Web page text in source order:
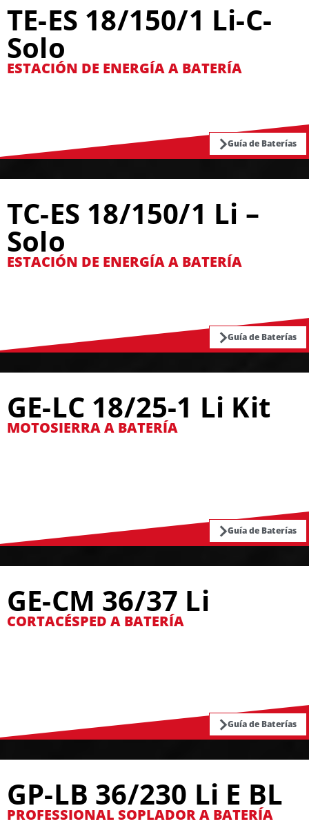
TE-ES 18/150/1 Li-C-
Solo
ESTACIÓN DE ENERGÍA A BATERÍA
Guía de Baterías
TC-ES 18/150/1 Li –
Solo
ESTACIÓN DE ENERGÍA A BATERÍA
Guía de Baterías
GE-LC 18/25-1 Li Kit
MOTOSIERRA A BATERÍA
Guía de Baterías
GE-CM 36/37 Li
CORTACÉSPED A BATERÍA
Guía de Baterías
GP-LB 36/230 Li E BL
PROFESSIONAL SOPLADOR A BATERÍA